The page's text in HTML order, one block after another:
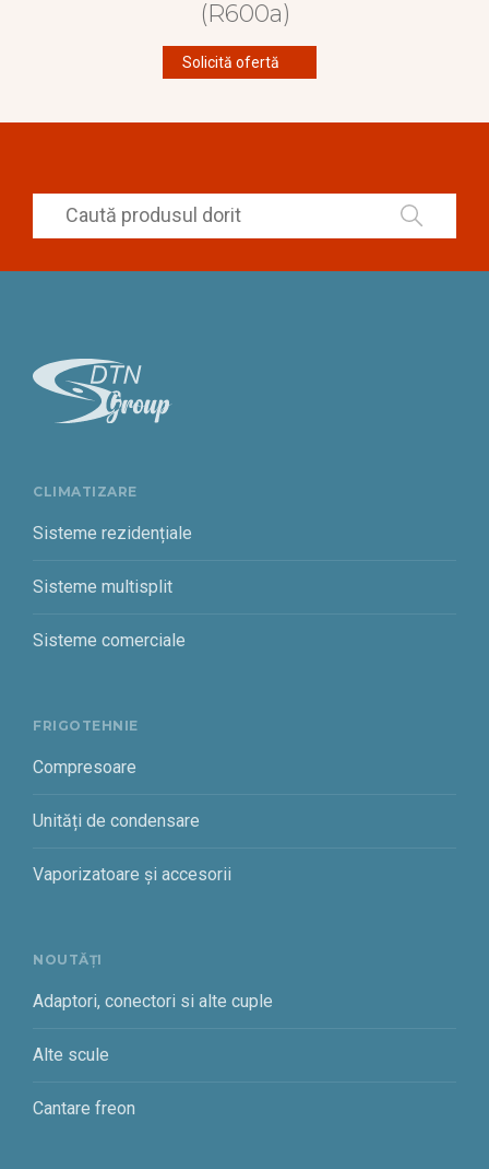
(R600a)
Solicită ofertă
CLIMATIZARE
Sisteme rezidențiale
Sisteme multisplit
Sisteme comerciale
FRIGOTEHNIE
Compresoare
Unități de condensare
Vaporizatoare și accesorii
NOUTĂȚI
Adaptori, conectori si alte cuple
Alte scule
Cantare freon